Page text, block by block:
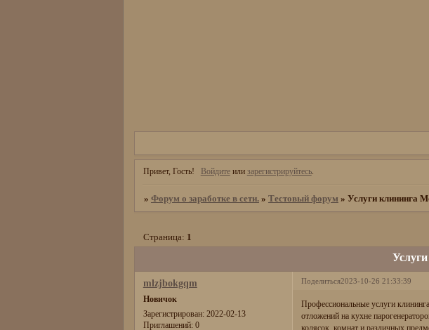
Привет, Гость! Войдитеили зарегистрируйтесь.
» Форум о заработке в сети. » Тестовый форум » Услуги клининга
Страница: 1
Поделиться2023-10-26 21:33:39
mlzjbokgqm
Новичок
Зарегистрирован: 2022-02-13
Приглашений:0
Профессиональные услуги
отложений на кухне
колясок, комнат и различных